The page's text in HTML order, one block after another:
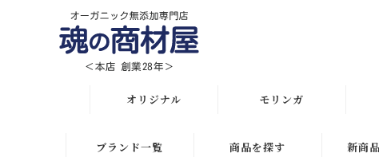
オリジナル
オリジナル全商品
モリンガ
解説 モリンガとは
ブランド一覧 商品を探す 新商